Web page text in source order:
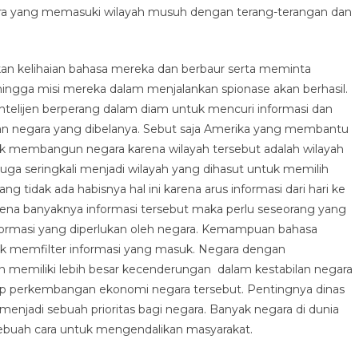
yang memasuki wilayah musuh dengan terang-terangan dan
kelihaian bahasa mereka dan berbaur serta meminta
misi mereka dalam menjalankan spionase akan berhasil.
berperang dalam diam untuk mencuri informasi dan
yang dibelanya. Sebut saja Amerika yang membantu
membangun negara karena wilayah tersebut adalah wilayah
seringkali menjadi wilayah yang dihasut untuk memilih
tidak ada habisnya hal ini karena arus informasi dari hari ke
banyaknya informasi tersebut maka perlu seseorang yang
yang diperlukan oleh negara. Kemampuan bahasa
memfilter informasi yang masuk. Negara dengan
lebih besar kecenderungan dalam kestabilan negara
perkembangan ekonomi negara tersebut. Pentingnya dinas
sebuah prioritas bagi negara. Banyak negara di dunia
cara untuk mengendalikan masyarakat.